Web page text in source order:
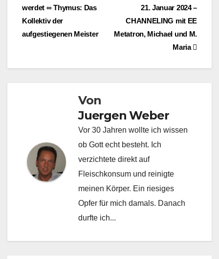
21. Januar 2024 –
CHANNELING mit EE
Metatron, Michael und M.
Maria
werdet ∞ Thymus: Das
Kollektiv der
aufgestiegenen Meister
Von
Juergen Weber
Vor 30 Jahren wollte ich wissen
ob Gott echt besteht. Ich
verzichtete direkt auf
Fleischkonsum und reinigte
meinen Körper. Ein riesiges
Opfer für mich damals. Danach
durfte ich...